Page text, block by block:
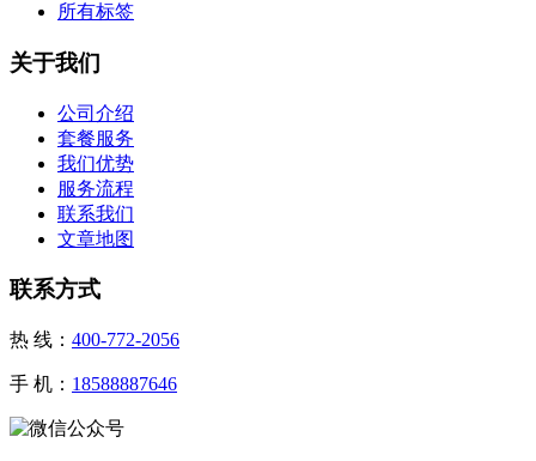
所有标签
关于我们
公司介绍
套餐服务
我们优势
服务流程
联系我们
文章地图
联系方式
热 线： 400-772-2056
手 机： 18588887646